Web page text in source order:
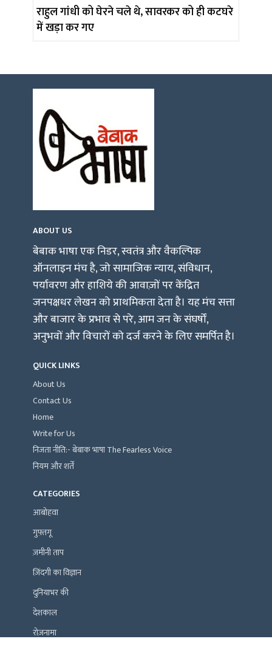
राहुल गांधी को घेरने चले थे, सावरकर को ही कटघरे
में खड़ा कर गए
ABOUT US
बेबाक भाषा एक निडर, स्वतंत्र और वैकल्पिक
ऑनलाइन मंच है, जो सामाजिक न्याय, संविधान,
पर्यावरण और हाशिये की आवाज़ों पर केंद्रित
जनपक्षधर लेखन को प्राथमिकता देता है। यह मंच सत्ता
और बाजार के प्रभाव से परे, आम जन के संघर्षों,
अनुभवों और विचारों को दर्ज करने के लिए समर्पित है।
QUICK LINKS
About Us
Contact Us
Home
Write for Us
निजता नीति:- बेबाक भाषा The Fearless Voice
नियम और शर्तें
CATEGORIES
आबोहवा
गुफ़्तगू
ज़मीनी ताप
ज़िंदगी का विज्ञान
दुनियाभर की
देशकाल
रोज़नामा